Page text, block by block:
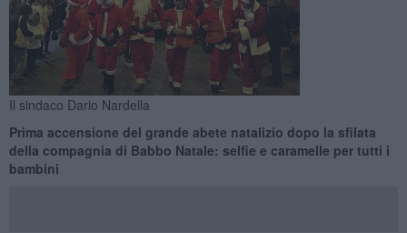
Il sindaco Dario Nardella
Prima accensione del grande abete natalizio dopo la sfilata
della compagnia di Babbo Natale: selfie e caramelle per tutti i
bambini